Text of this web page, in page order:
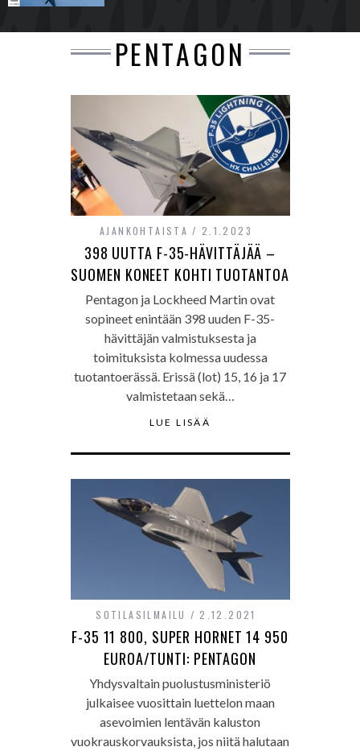
PENTAGON
AJANKOHTAISTA 2.1.2023
398 UUTTA F-35-HÄVITTÄJÄÄ –
SUOMEN KONEET KOHTI TUOTANTOA
Pentagon ja Lockheed Martin ovat
sopineet enintään 398 uuden F-35-
hävittäjän valmistuksesta ja
toimituksista kolmessa uudessa
tuotantoerässä. Erissä (lot) 15, 16 ja 17
valmistetaan sekä…
LUE LISÄÄ
SOTILASILMAILU 2.12.2021
F-35 11 800, SUPER HORNET 14 950
EUROA/TUNTI: PENTAGON
Yhdysvaltain puolustusministeriö
julkaisee vuosittain luettelon maan
asevoimien lentävän kaluston
vuokrauskorvauksista, jos niitä halutaan